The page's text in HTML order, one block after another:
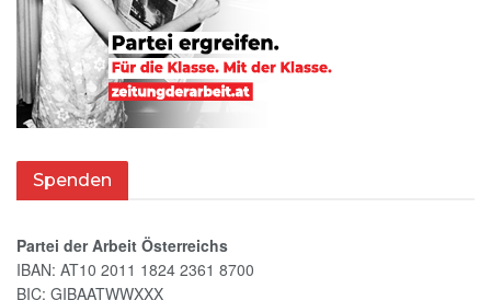
Spenden
Partei der Arbeit Österreichs
IBAN: AT10 2011 1824 2361 8700
BIC: GIBAATWWXXX